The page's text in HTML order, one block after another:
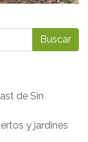
de Sin
y jardines